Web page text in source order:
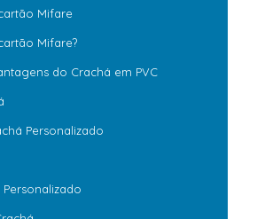
Mifare
Mifare?
do Crachá em PVC
Personalizado